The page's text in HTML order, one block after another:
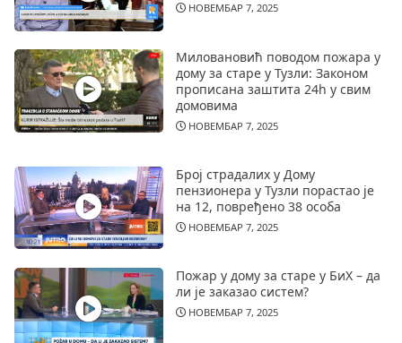
НОВЕМБАР 7, 2025
Миловановић поводом пожара у
дому за старе у Тузли: Законом
прописана заштита 24h у свим
домовима
НОВЕМБАР 7, 2025
Број страдалих у Дому
пензионера у Тузли порастао је
на 12, повређено 38 особа
НОВЕМБАР 7, 2025
Пожар у дому за старе у БиХ – да
ли је заказао систем?
НОВЕМБАР 7, 2025